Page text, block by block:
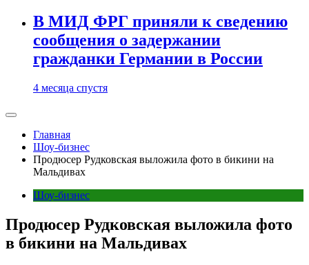
В МИД ФРГ приняли к сведению
сообщения о задержании
гражданки Германии в России
4 месяца спустя
Главная
Шоу-бизнес
Продюсер Рудковская выложила фото в бикини на
Мальдивах
Шоу-бизнес
Продюсер Рудковская выложила фото
в бикини на Мальдивах